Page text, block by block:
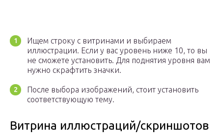
Ищем строку с витринами и выбираем
иллюстрации. Если у вас уровень ниже 10, то вы
не сможете установить. Для поднятия уровня вам
нужно скрафтить значки.
После выбора изображений, стоит установить
соответствующую тему.
Витрина иллюстраций/скриншотов